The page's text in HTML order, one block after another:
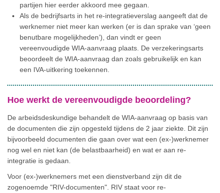
partijen hier eerder akkoord mee gegaan.
Als de bedrijfsarts in het re-integratieverslag aangeeft dat de
werknemer niet meer kan werken (er is dan sprake van ‘geen
benutbare mogelijkheden’), dan vindt er geen
vereenvoudigde WIA-aanvraag plaats. De verzekeringsarts
beoordeelt de WIA-aanvraag dan zoals gebruikelijk en kan
een IVA-uitkering toekennen.
Hoe werkt de vereenvoudigde beoordeling?
De arbeidsdeskundige behandelt de WIA-aanvraag op basis van
de documenten die zijn opgesteld tijdens de 2 jaar ziekte. Dit zijn
bijvoorbeeld documenten die gaan over wat een (ex-)werknemer
nog wel en niet kan (de belastbaarheid) en wat er aan re-
integratie is gedaan.
Voor (ex-)werknemers met een dienstverband zijn dit de
zogenoemde "RIV-documenten". RIV staat voor re-